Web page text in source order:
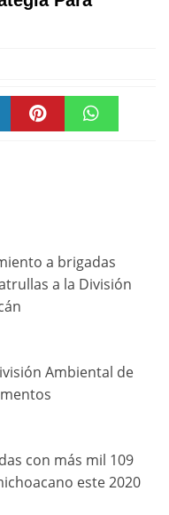
a brigadas
a la División
Ambiental de
con más mil 109
este 2020